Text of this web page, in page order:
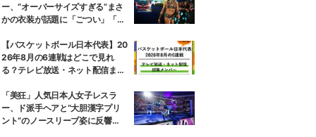
ー、“オーバーサイズすぎる”まさ
かの衣装が話題に「ごつい」「肩
【バスケットボール日本代表】20
26年8月の6連戦はどこで見れ
る？テレビ放送・ネット配信まと
「美狂」人気日本人女子レスラ
ー、ド派手ヘアと“大胆漢字プリ
ント”のノースリーブ姿に反響